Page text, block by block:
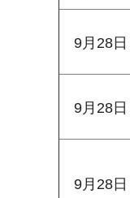
9月28日
9月28日
9月28日